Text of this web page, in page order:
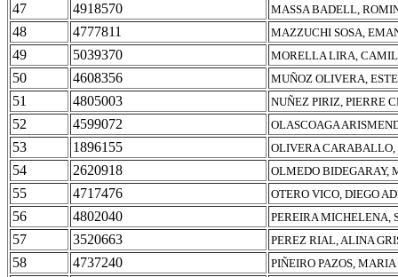
47 4918570 MASSA BADELL,
48 4777811 MAZZUCHI SOSA,
49 5039370 MORELLA LIRA,
50 4608356 MUÑOZ OLIVERA,
51 4805003 NUÑEZ PIRIZ, PIERRE
52 4599072 OLASCOAGA
53 1896155 OLIVERA
54 2620918 OLMEDO BIDEGARAY,
55 4717476 OTERO VICO, DIEGO
56 4802040 PEREIRA MICHELENA,
57 3520663 PEREZ RIAL, ALINA
58 4737240 PIÑEIRO PAZOS,